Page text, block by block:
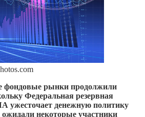
фондовые рынки продолжили
Федеральная резервная
денежную политику
ожидали некоторые участники